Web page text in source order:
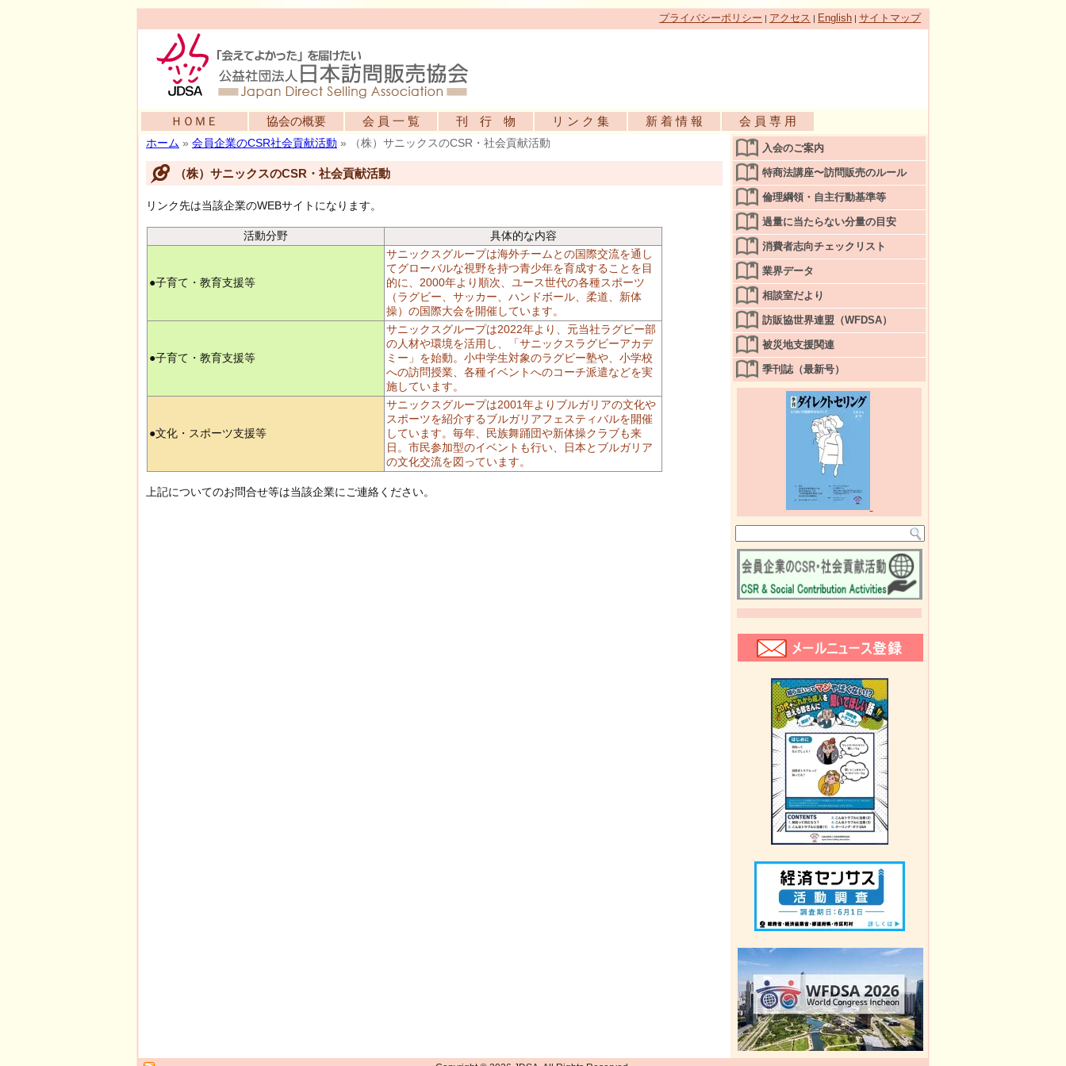
プライバシーポリシー | アクセス | English | サイトマップ
ＨＯＭＥ 協会の概要 会 員 一 覧 刊 行 物 リ ン ク 集 新 着 情 報 会 員 専 用
ホーム » 会員企業のCSR社会貢献活動 » （株）サニックスのCSR・社会貢献活動
（株）サニックスのCSR・社会貢献活動
リンク先は当該企業のWEBサイトになります。
活動分野 具体的な内容
●子育て・教育支援等
サニックスグループは海外チームとの国際交流を通し
てグローバルな視野を持つ青少年を育成することを目
的に、2000年より順次、ユース世代の各種スポーツ
（ラグビー、サッカー、ハンドボール、柔道、新体
操）の国際大会を開催しています。
●子育て・教育支援等
サニックスグループは2022年より、元当社ラグビー部
の人材や環境を活用し、「サニックスラグビーアカデ
ミー」を始動。小中学生対象のラグビー塾や、小学校
への訪問授業、各種イベントへのコーチ派遣などを実
施しています。
●文化・スポーツ支援等
サニックスグループは2001年よりブルガリアの文化や
スポーツを紹介するブルガリアフェスティバルを開催
しています。毎年、民族舞踊団や新体操クラブも来
日。市民参加型のイベントも行い、日本とブルガリア
の文化交流を図っています。
上記についてのお問合せ等は当該企業にご連絡ください。
入会のご案内
特商法講座〜訪問販売のルール
倫理綱領・自主行動基準等
過量に当たらない分量の目安
消費者志向チェックリスト
業界データ
相談室だより
訪販協世界連盟（WFDSA）
被災地支援関連
季刊誌（最新号）